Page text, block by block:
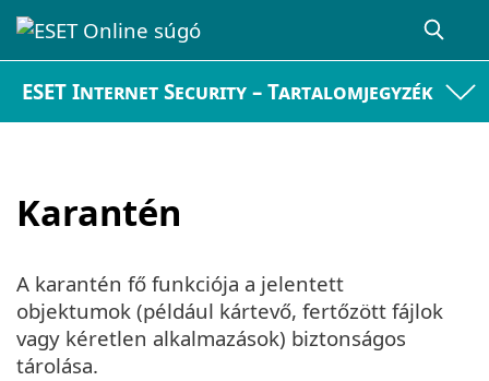
ESET Internet Security – Tartalomjegyzék
Karantén
A karantén fő funkciója a jelentett
objektumok (például kártevő, fertőzött fájlok
vagy kéretlen alkalmazások) biztonságos
tárolása.